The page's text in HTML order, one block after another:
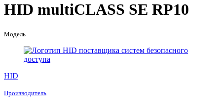
HID multiCLASS SE RP10
Модель
HID
Производитель